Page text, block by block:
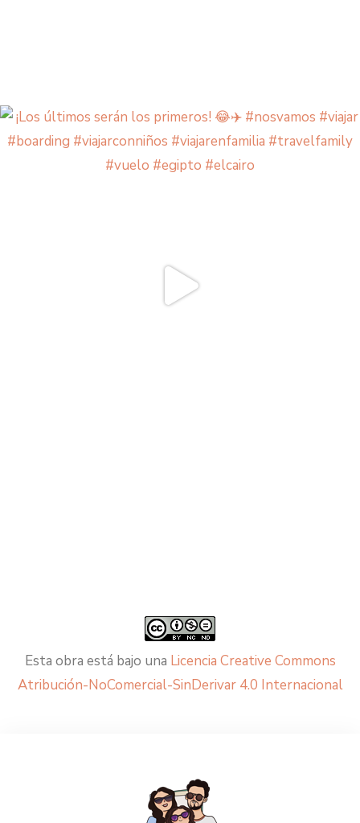
Esta obra está bajo una Licencia Creative Commons
Atribución-NoComercial-SinDerivar 4.0 Internacional